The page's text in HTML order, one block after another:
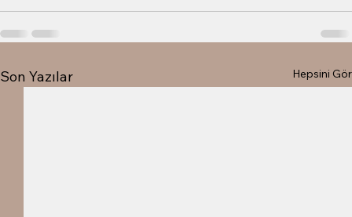
Son Yazılar Hepsini Gör